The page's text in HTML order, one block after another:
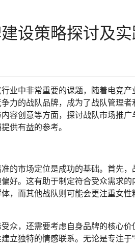
设策略探讨及
业中非常重要的课题，随着电竞
力的战队品牌，成为了战队管理
容创意等方面，探讨战队市场推
供有益的参考。
的市场定位是成功的基础。首先，
好。这有助于制定符合受众需求的
，而其他战队则可能会更注重女性
众，还需要考虑自身品牌的核心价
立独特的情感联系。无论是专注于